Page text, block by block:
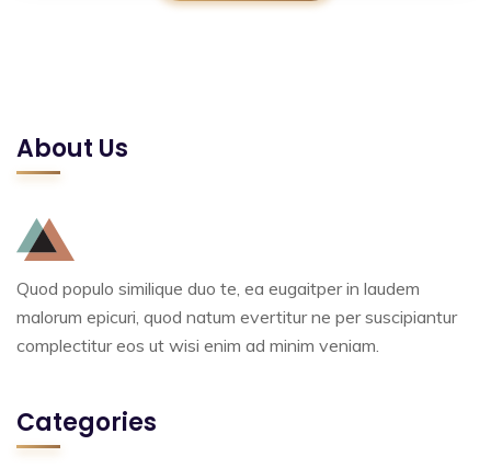
About Us
Quod populo similique duo te, ea eugaitper in laudem
malorum epicuri, quod natum evertitur ne per suscipiantur
complectitur eos ut wisi enim ad minim veniam.
Categories